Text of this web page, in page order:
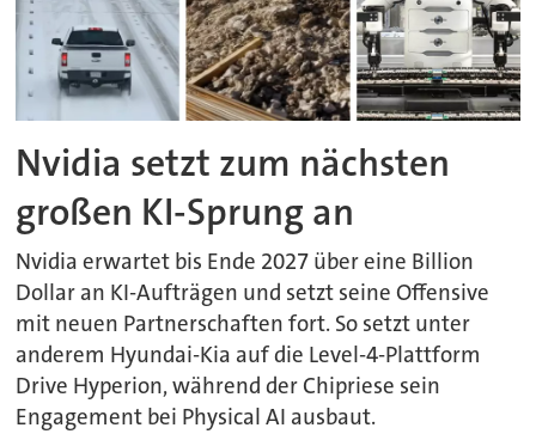
Nvidia setzt zum nächsten
großen KI-Sprung an
Nvidia erwartet bis Ende 2027 über eine Billion
Dollar an KI-Aufträgen und setzt seine Offensive
mit neuen Partnerschaften fort. So setzt unter
anderem Hyundai-Kia auf die Level-4-Plattform
Drive Hyperion, während der Chipriese sein
Engagement bei Physical AI ausbaut.